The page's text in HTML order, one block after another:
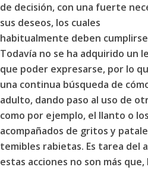
de decisión, con una fuerte
sus deseos, los cuales
habitualmente deben
Todavía no se ha adquirido un
que poder expresarse, por lo
una continua búsqueda de
adulto, dando paso al uso de
como por ejemplo, el llanto o
acompañados de gritos y
temibles rabietas. Es tarea del
estas acciones no son más que,